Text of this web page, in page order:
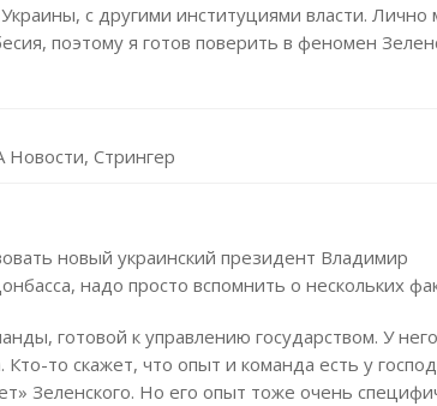
с другими институциями власти. Лично
поэтому я готов поверить в феномен
Стрингер
новый украинский президент Владимир
надо просто вспомнить о нескольких
готовой к управлению государством. У него
то скажет, что опыт и команда есть у
Зеленского. Но его опыт тоже очень